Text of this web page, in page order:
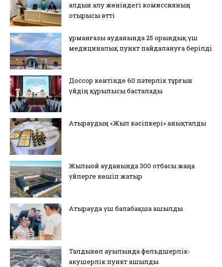
алдын алу жөніндегі комиссияның
отырысы өтті
Құрманғазы ауданында 25 орындық үш
медициналық пункт пайдалануға берілді
Доссор кентінде 60 пәтерлік тұрғын
үйдің құрылысы басталады
Атыраудың «Жыл кәсіпкері» анықталды
Жылыой ауданында 300 отбасы жаңа
үйлерге көшіп жатыр
Атырауда үш балабақша ашылды
Талдыкөл ауылында фельдшерлік-
акушерлік пункт ашылды